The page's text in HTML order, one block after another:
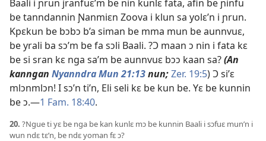
Baali i ɲrun jranfuɛ’m be nin kunlɛ fata, afin be ɲinfu
be tanndannin Ɲanmiɛn Zoova i klun sa yolɛ’n i ɲrun.
Kpɛkun be bɔbɔ b’a siman be mma mun be aunnvuɛ,
be yrali ba sɔ’m be fa sɔli Baali. ?Ɔ maan ɔ nin i fata kɛ
be si sran kɛ nga sa’m be aunnvuɛ bɔɔ kaan sa?(An
kanngan Nyanndra Mun 21:13nun;Zer. 19:5) Ɔ si’ɛ
mlɔnmlɔn! I sɔ’n ti’n, Eli seli kɛ be kun be. Yɛ be kunnin
be ɔ.​—1 Fam. 18:40.
20. ?Ngue ti yɛ be nga be kan kunlɛ mɔ be kunnin Baali i sɔfuɛ mun’n i
wun ndɛ tɛ’n, be ndɛ yoman fɛ ɔ?